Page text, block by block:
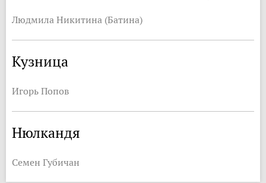
Людмила Никитина (Батина)
Кузница
Игорь Попов
Нюлкандя
Семен Губичан